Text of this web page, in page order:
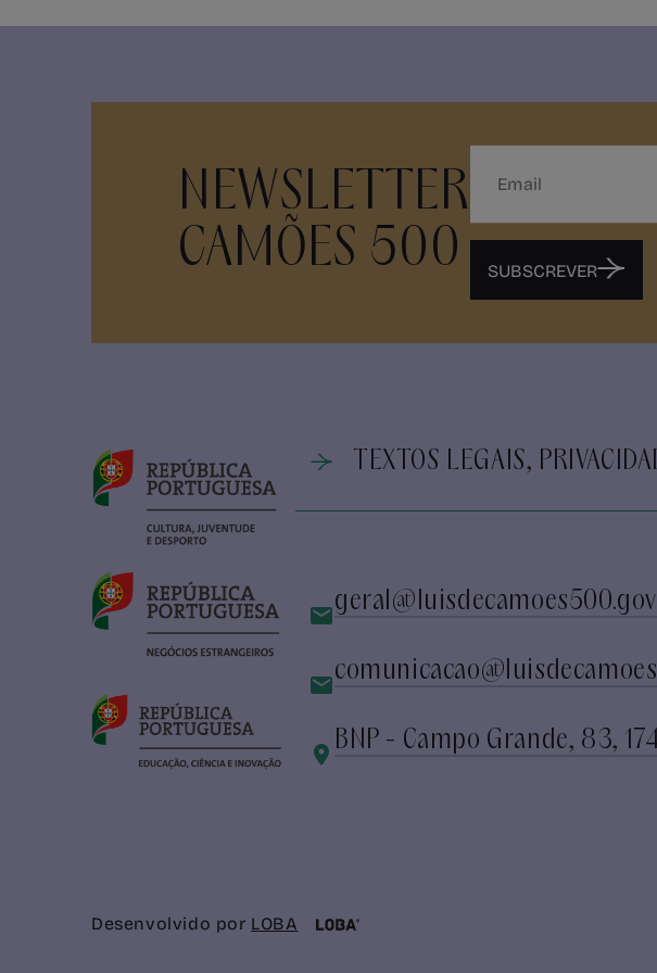
NEWSLETTER
CAMÕES 500
SUBSCREVER
TEXTOS LEGAIS,
BNP - Campo Grande, 83,
Desenvolvido por LOBA